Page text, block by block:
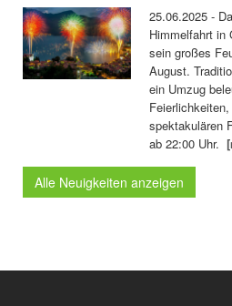
25.06.2025 -
Himmelfahrt in
sein großes
August.
ein Umzug
spektakulären
ab 22:00 Uhr.
Alle Neuigkeiten anzeigen